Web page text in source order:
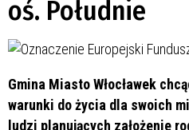
oś. Południe
Gmina Miasto Włocławek
warunki do życia dla swoich
ludzi planujących założenie